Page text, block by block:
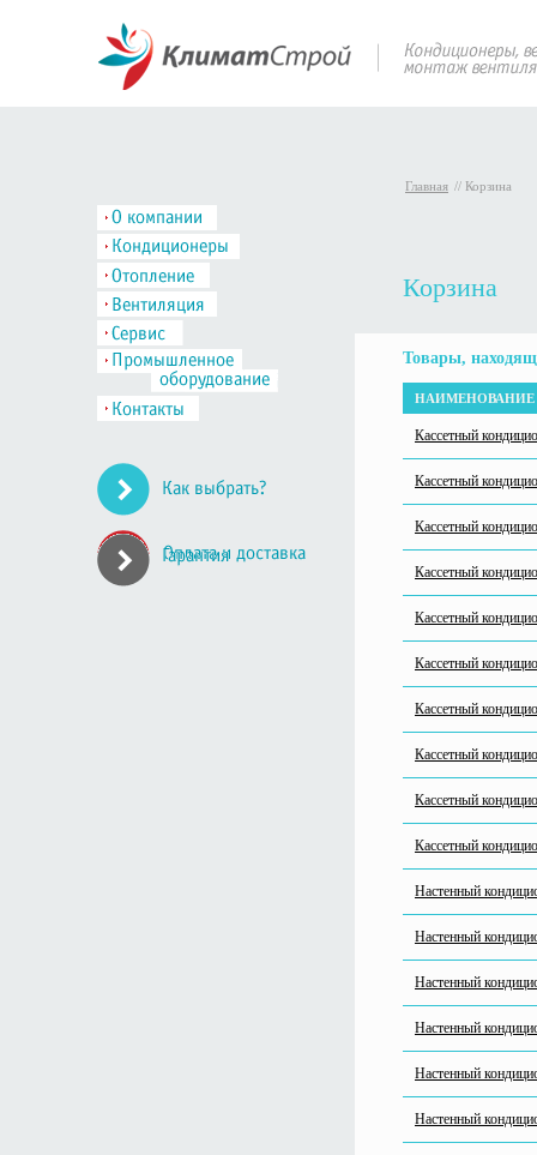
Главная // Корзина
Корзина
Товары,
НАИМЕНОВАНИЕ
Кассетный
Кассетный
Кассетный
Кассетный
Кассетный
Кассетный
Кассетный
Кассетный
Кассетный
Кассетный
Настенный
Настенный
Настенный
Настенный
Настенный
Настенный